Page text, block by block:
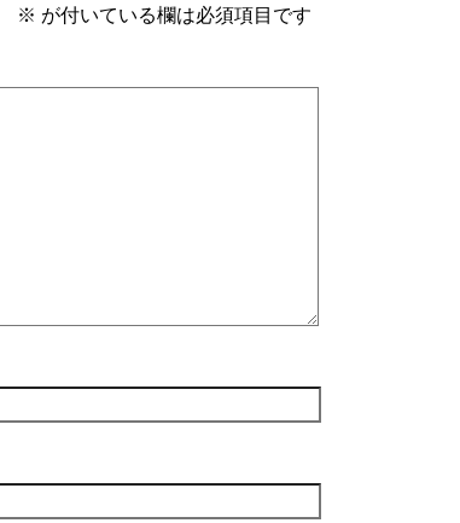
※ が付いている欄は必須項目です